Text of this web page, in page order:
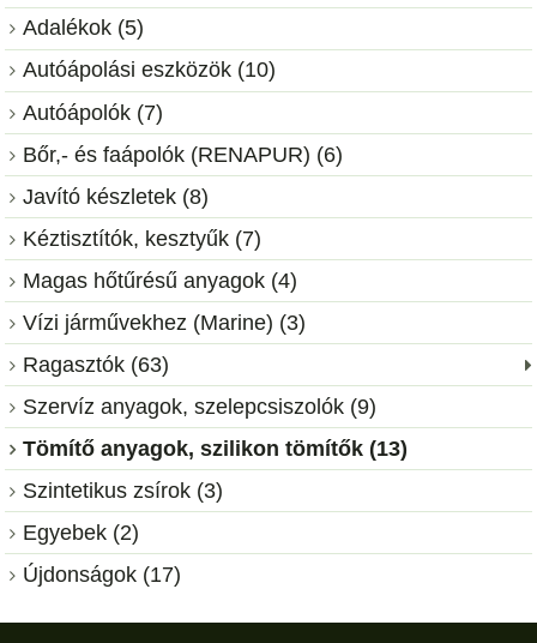
Adalékok (5)
Autóápolási eszközök (10)
Autóápolók (7)
Bőr,- és faápolók (RENAPUR) (6)
Javító készletek (8)
Kéztisztítók, kesztyűk (7)
Magas hőtűrésű anyagok (4)
Vízi járművekhez (Marine) (3)
Ragasztók (63)
Szervíz anyagok, szelepcsiszolók (9)
Tömítő anyagok, szilikon tömítők (13)
Szintetikus zsírok (3)
Egyebek (2)
Újdonságok (17)